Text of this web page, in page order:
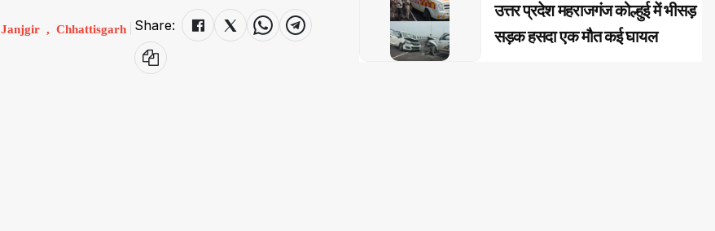
Janjgir , Chhattisgarh Share:
उत्तर प्रदेश महराजगंज कोल्हुई में भीसड़
सड़क हसदा एक मौत कई घायल